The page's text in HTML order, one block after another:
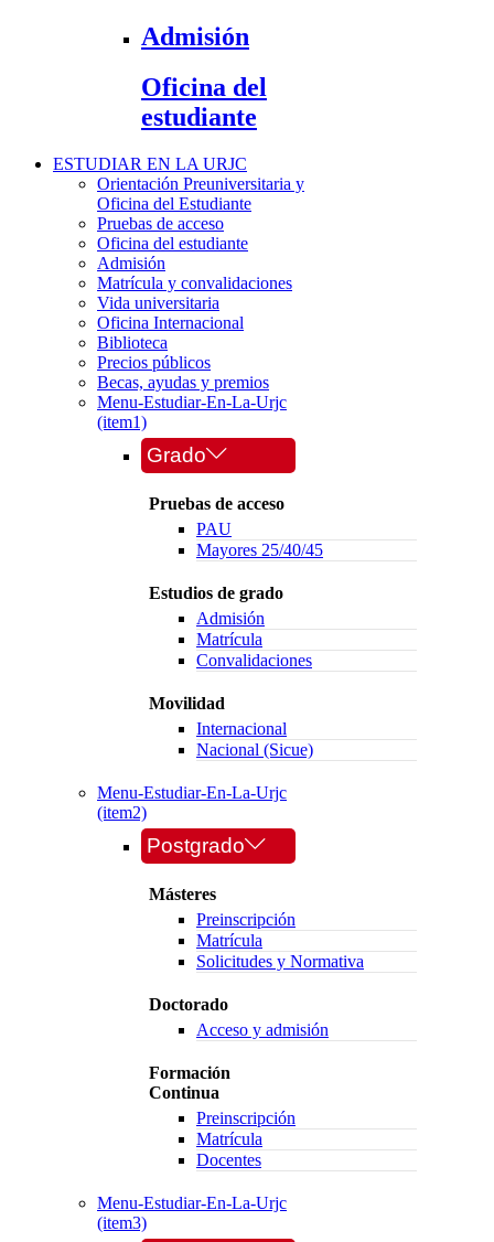
Admisión
Oficina del
estudiante
ESTUDIAR EN LA URJC
Orientación Preuniversitaria y
Oficina del Estudiante
Pruebas de acceso
Oficina del estudiante
Admisión
Matrícula y convalidaciones
Vida universitaria
Oficina Internacional
Biblioteca
Precios públicos
Becas, ayudas y premios
Menu-Estudiar-En-La-Urjc
(item1)
Grado
Pruebas de acceso
PAU
Mayores 25/40/45
Estudios de grado
Admisión
Matrícula
Convalidaciones
Movilidad
Internacional
Nacional (Sicue)
Menu-Estudiar-En-La-Urjc
(item2)
Postgrado
Másteres
Preinscripción
Matrícula
Solicitudes y Normativa
Doctorado
Acceso y admisión
Formación
Continua
Preinscripción
Matrícula
Docentes
Menu-Estudiar-En-La-Urjc
(item3)